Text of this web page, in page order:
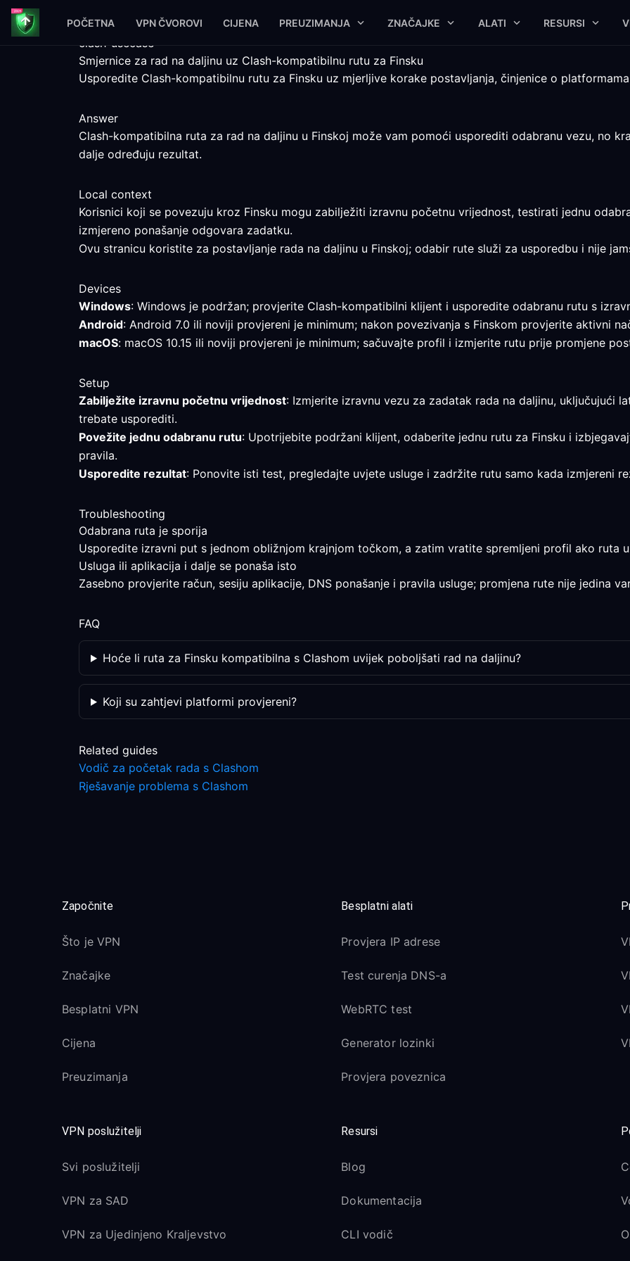
POČETNA VPN ČVOROVI CIJENA PREUZIMANJA ZNAČAJKE ALATI RESURSI
clash-usecase
Smjernice za rad na daljinu uz Clash-kompatibilnu rutu za Finsku
Usporedite Clash-kompatibilnu rutu za Finsku uz mjerljive korake postavljanja, činjenice o
Answer
Clash-kompatibilna ruta za rad na daljinu u Finskoj može vam pomoći usporediti odabranu vezu, no
dalje određuju rezultat.
Local context
Korisnici koji se povezuju kroz Finsku mogu zabilježiti izravnu početnu vrijednost, testirati jednu
izmjereno ponašanje odgovara zadatku.
Ovu stranicu koristite za postavljanje rada na daljinu u Finskoj; odabir rute služi za usporedbu i nije
Devices
Windows: Windows je podržan; provjerite Clash-kompatibilni klijent i usporedite odabranu rutu s
Android: Android 7.0 ili noviji provjereni je minimum; nakon povezivanja s Finskom provjerite aktivni
macOS: macOS 10.15 ili noviji provjereni je minimum; sačuvajte profil i izmjerite rutu prije promjene
Setup
Zabilježite izravnu početnu vrijednost: Izmjerite izravnu vezu za zadatak rada na daljinu, uključujući
trebate usporediti.
Povežite jednu odabranu rutu: Upotrijebite podržani klijent, odaberite jednu rutu za Finsku i
pravila.
Usporedite rezultat: Ponovite isti test, pregledajte uvjete usluge i zadržite rutu samo kada izmjereni
Troubleshooting
Odabrana ruta je sporija
Usporedite izravni put s jednom obližnjom krajnjom točkom, a zatim vratite spremljeni profil ako ruta
Usluga ili aplikacija i dalje se ponaša isto
Zasebno provjerite račun, sesiju aplikacije, DNS ponašanje i pravila usluge; promjena rute nije jedina
FAQ
Hoće li ruta za Finsku kompatibilna s Clashom uvijek poboljšati rad na daljinu?
Koji su zahtjevi platformi provjereni?
Related guides
Vodič za početak rada s Clashom
Rješavanje problema s Clashom
Započnite
Što je VPN
Značajke
Besplatni VPN
Cijena
Preuzimanja
Besplatni alati
Provjera IP adrese
Test curenja DNS-a
WebRTC test
Generator lozinki
Provjera poveznica
VPN poslužitelji
Svi poslužitelji
VPN za SAD
VPN za Ujedinjeno Kraljevstvo
Resursi
Blog
Dokumentacija
CLI vodič